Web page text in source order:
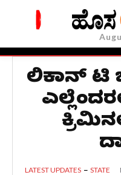
ಸಿಲಿಕಾನ್
LATEST UPDATES STATE